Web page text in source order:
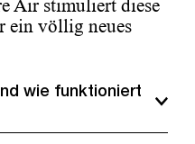
Air stimuliert diese
ein völlig neues
wie funktioniert